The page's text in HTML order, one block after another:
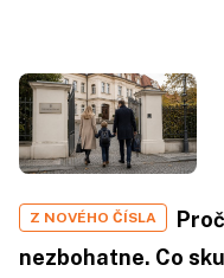
Z NOVÉHO ČÍSLA
nezbohatne. Co